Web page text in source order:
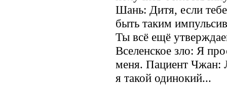
Шань: Дитя, если
быть таким
Ты всё ещё
Вселенское зло: Я
меня. Пациент Чжан:
я такой одинокий...